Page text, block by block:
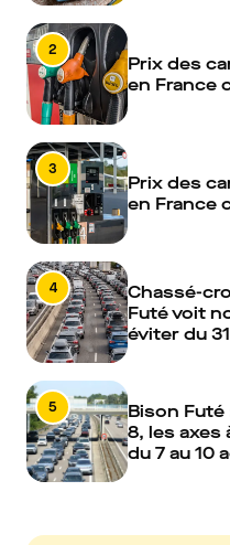
2
Prix des
en France
3
Prix des
en France
4
Chassé-
Futé voit
éviter du
5
Bison
8, les axes
du 7 au 10